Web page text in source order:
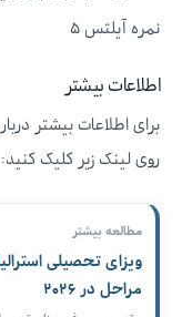
نمره آیلتس ۵
اطلاعات بیشتر
روی لینک زیر کلیک کنید:
مطالعه بیشتر
ویزای تحصیلی
مراحل در ۲۰۲۶